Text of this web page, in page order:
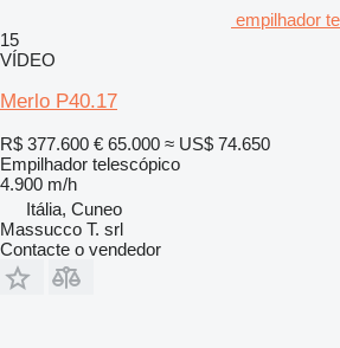
empilhador
15
VÍDEO
Merlo P40.17
R$ 377.600 € 65.000 ≈ US$ 74.650
Empilhador telescópico
4.900 m/h
Itália, Cuneo
Massucco T. srl
Contacte o vendedor